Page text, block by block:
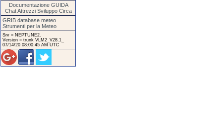
Documentazione GUIDA
Chat Attrezzi Sviluppo Circa
GRIB database meteo
Strumenti per la Meteo
Srv = NEPTUNE2.
Version = trunk VLM2_V28.1_
07/14/20 08:00:45 AM UTC